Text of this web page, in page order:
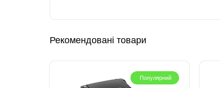
Рекомендовані товари
Популярний